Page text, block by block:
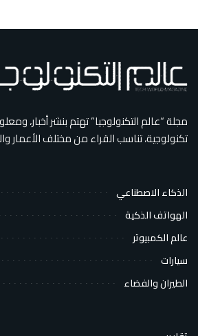
مجلة “عالم التكنولوجيا” تهتم بنشر أخبار،
تكنولوجية، تناسب القراء من مختلف الأعمار
الذكاء الاصطناعي
الهواتف الذكية
عالم الكمبيوتر
سيارات
الطيران والفضاء